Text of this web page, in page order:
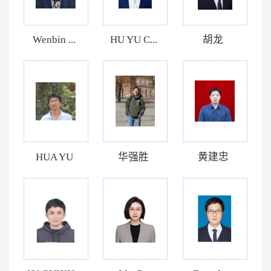
Wenbin ... HU YU C... 胡龙
HUA YU 华强胜 黄建忠